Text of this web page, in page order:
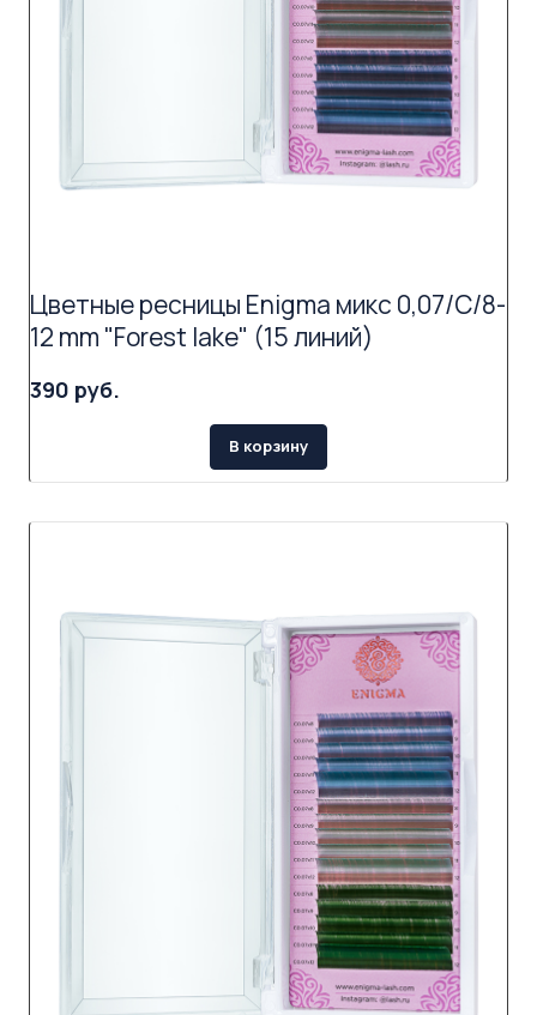
Цветные ресницы Enigma микс 0,07/C/8-
12 mm "Forest lake" (15 линий)
390 руб.
В корзину